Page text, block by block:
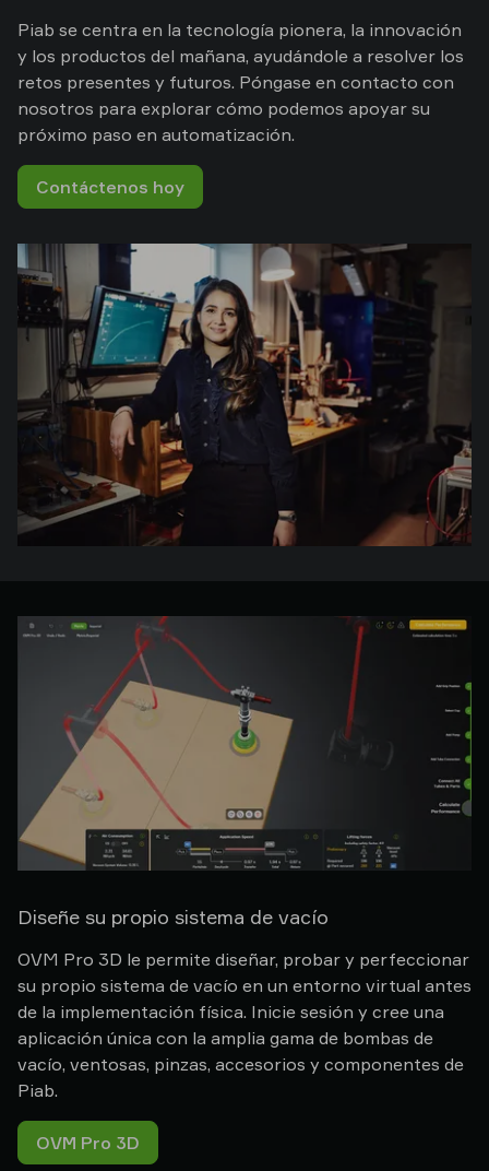
Piab se centra en la tecnología pionera, la innovación
y los productos del mañana, ayudándole a resolver los
retos presentes y futuros. Póngase en contacto con
nosotros para explorar cómo podemos apoyar su
próximo paso en automatización.
Contáctenos hoy
Diseñe su propio sistema de vacío
OVM Pro 3D le permite diseñar, probar y perfeccionar
su propio sistema de vacío en un entorno virtual antes
de la implementación física. Inicie sesión y cree una
aplicación única con la amplia gama de bombas de
vacío, ventosas, pinzas, accesorios y componentes de
Piab.
OVM Pro 3D